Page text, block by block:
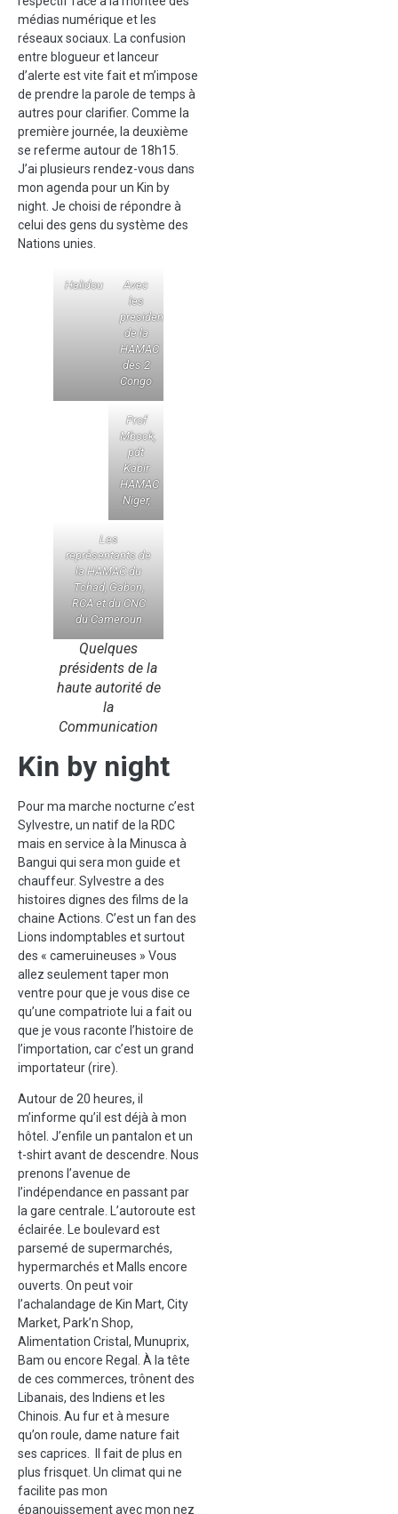
médias numérique et les
réseaux sociaux. La confusion
entre blogueur et lanceur
d’alerte est vite fait et m’impose
de prendre la parole de temps à
autres pour clarifier. Comme la
première journée, la deuxième
se referme autour de 18h15.
J’ai plusieurs rendez-vous dans
mon agenda pour un Kin by
night. Je choisi de répondre à
celui des gens du système des
Nations unies.
Halidou
Avec
les
presidents
de la
HAMAC
des 2
Congo
Prof
Mbock,
pdt
Kabir
HAMAC
Niger,
Les
représentants de
la HAMAC du
Tchad, Gabon,
RCA et du CNC
du Cameroun
Quelques
présidents de la
haute autorité de
la
Communication
Kin by night
Pour ma marche nocturne c’est
Sylvestre, un natif de la RDC
mais en service à la Minusca à
Bangui qui sera mon guide et
chauffeur. Sylvestre a des
histoires dignes des films de la
chaine Actions. C’est un fan des
Lions indomptables et surtout
des « cameruineuses » Vous
allez seulement taper mon
ventre pour que je vous dise ce
qu’une compatriote lui a fait ou
que je vous raconte l’histoire de
l’importation, car c’est un grand
importateur (rire).
Autour de 20 heures, il
m’informe qu’il est déjà à mon
hôtel. J’enfile un pantalon et un
t-shirt avant de descendre. Nous
prenons l’avenue de
l’indépendance en passant par
la gare centrale. L’autoroute est
éclairée. Le boulevard est
parsemé de supermarchés,
hypermarchés et Malls encore
ouverts. On peut voir
l’achalandage de Kin Mart, City
Market, Park’n Shop,
Alimentation Cristal, Munuprix,
Bam ou encore Regal. À la tête
de ces commerces, trônent des
Libanais, des Indiens et les
Chinois. Au fur et à mesure
qu’on roule, dame nature fait
ses caprices. Il fait de plus en
plus frisquet. Un climat qui ne
facilite pas mon
épanouissement avec mon nez